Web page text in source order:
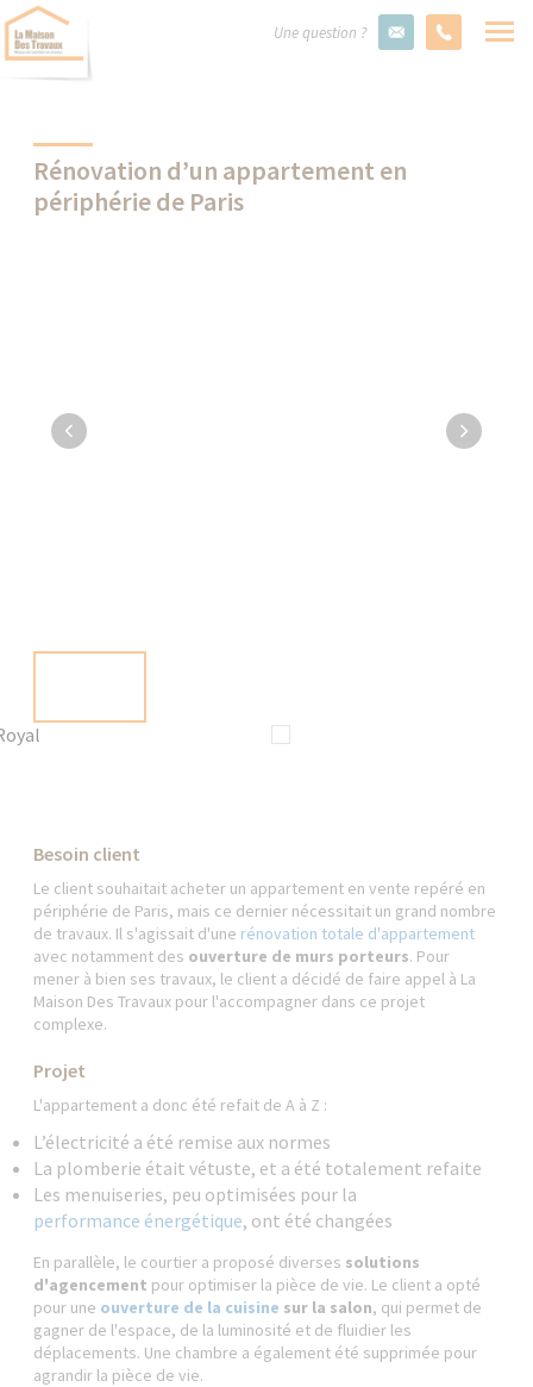
Une question ?
Rénovation d’un appartement en
périphérie de Paris
Besoin client
Le client souhaitait acheter un appartement en vente repéré en
périphérie de Paris, mais ce dernier nécessitait un grand nombre
de travaux. Il s'agissait d'une rénovation totale d'appartement
avec notamment des ouverture de murs porteurs. Pour
mener à bien ses travaux, le client a décidé de faire appel à La
Maison Des Travaux pour l'accompagner dans ce projet
complexe.
Projet
L'appartement a donc été refait de A à Z :
L’électricité a été remise aux normes
La plomberie était vétuste, et a été totalement refaite
Les menuiseries, peu optimisées pour la
performance énergétique, ont été changées
En parallèle, le courtier a proposé diverses solutions
d'agencement pour optimiser la pièce de vie. Le client a opté
pour une ouverture de la cuisine sur la salon, qui permet de
gagner de l'espace, de la luminosité et de fluidier les
déplacements. Une chambre a également été supprimée pour
agrandir la pièce de vie.